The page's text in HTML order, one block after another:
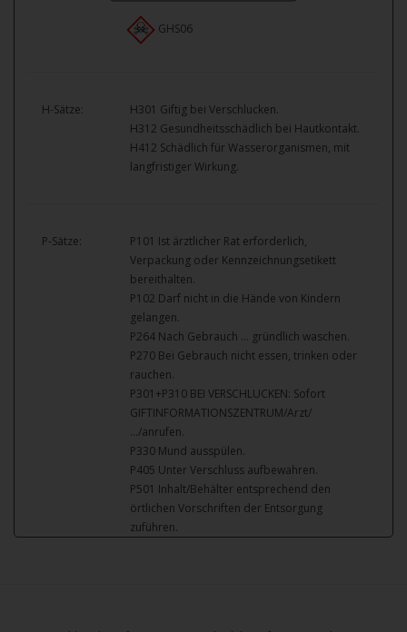
GHS06
H-Sätze:
H301 Giftig bei Verschlucken.
H312 Gesundheitsschädlich bei Hautkontakt.
H412 Schädlich für Wasserorganismen, mit
langfristiger Wirkung.
P-Sätze:
P101 Ist ärztlicher Rat erforderlich,
Verpackung oder Kennzeichnungsetikett
bereithalten.
P102 Darf nicht in die Hände von Kindern
gelangen.
P264 Nach Gebrauch … gründlich waschen.
P270 Bei Gebrauch nicht essen, trinken oder
rauchen.
P301+P310 BEI VERSCHLUCKEN: Sofort
GIFTINFORMATIONSZENTRUM/Arzt/
…/anrufen.
P330 Mund ausspülen.
P405 Unter Verschluss aufbewahren.
P501 Inhalt/Behälter entsprechend den
örtlichen Vorschriften der Entsorgung
zuführen.